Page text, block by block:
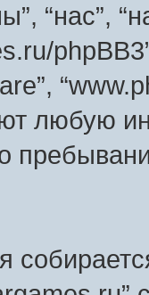
“нас”,
любую